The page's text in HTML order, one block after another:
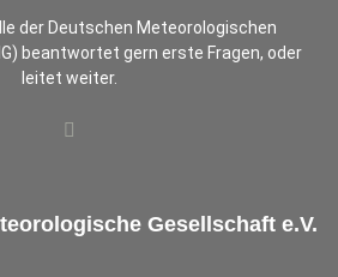
der Deutschen Meteorologischen
beantwortet gern erste Fragen, oder
leitet weiter.
Gesellschaft e.V.